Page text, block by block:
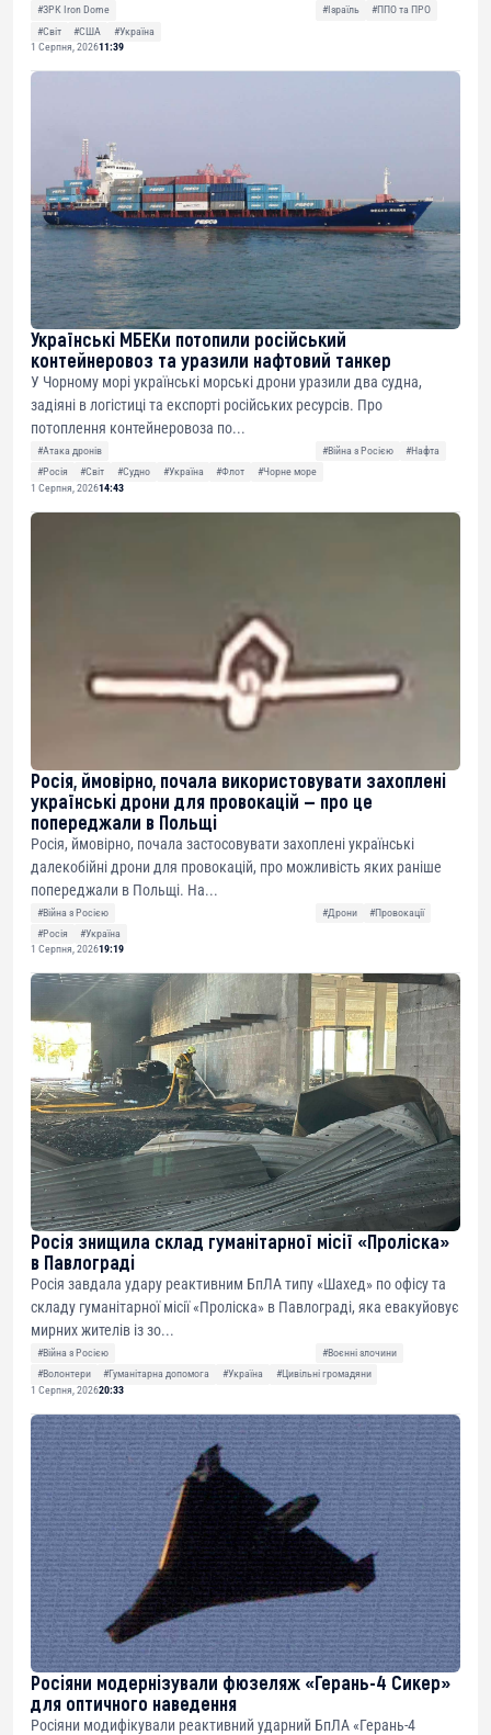
#ЗРК Iron Dome #Ізраїль
#ППО та ПРО
#Світ
#США
#Україна
1 Серпня, 202611:39
Українські МБЕКи потопили російський
контейнеровоз та уразили нафтовий танкер
У Чорному морі українські морські дрони уразили два судна,
задіяні в логістиці та експорті російських ресурсів. Про
потоплення контейнеровоза по...
#Атака дронів #Війна з Росією
#Нафта
#Росія
#Світ #Судно #Україна #Флот
#Чорне море
1 Серпня, 202614:43
Росія, ймовірно, почала використовувати захоплені
українські дрони для провокацій — про це
попереджали в Польщі
Росія, ймовірно, почала застосовувати захоплені українські
далекобійні дрони для провокацій, про можливість яких раніше
попереджали в Польщі. На...
#Війна з Росією #Дрони
#Провокації
#Росія
#Україна
1 Серпня, 202619:19
Росія знищила склад гуманітарної місії «Проліска»
в Павлограді
Росія завдала удару реактивним БпЛА типу «Шахед» по офісу та
складу гуманітарної місії «Проліска» в Павлограді, яка евакуйовує
мирних жителів із зо...
#Війна з Росією
#Воєнні злочини
#Волонтери
#Гуманітарна допомога #Україна
#Цивільні громадяни
1 Серпня, 202620:33
Росіяни модернізували фюзеляж «Герань-4 Сикер»
для оптичного наведення
Росіяни модифікували реактивний ударний БпЛА «Герань-4